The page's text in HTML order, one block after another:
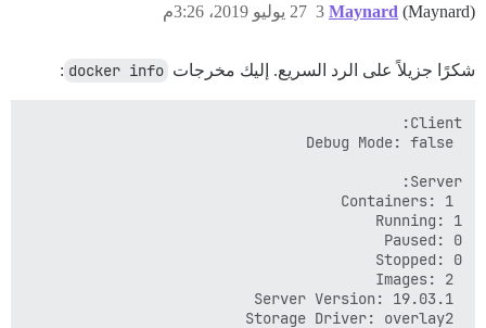
Maynard (Maynard) 27 يوليو 2019، 3:26م 3
شكرًا جزيلاً على الرد السريع. إليك مخرجات docker info
: